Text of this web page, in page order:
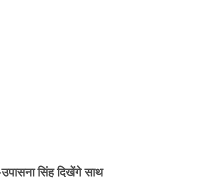
उपासना सिंह दिखेंगे साथ